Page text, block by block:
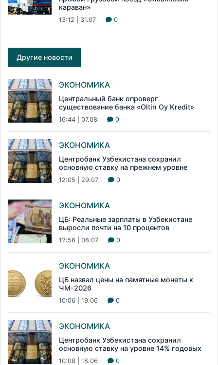
караван»
13:12 | 31.07 0
Другие новости
ЭКОНОМИКА
Центральный банк опроверг
существование банка «Oltin Oy Kredit»
16:44 | 07.08 0
ЭКОНОМИКА
Центробанк Узбекистана сохранил
основную ставку на прежнем уровне
12:05 | 29.07 0
ЭКОНОМИКА
ЦБ: Реальные зарплаты в Узбекистане
выросли почти на 10 процентов
12:56 | 08.07 0
ЭКОНОМИКА
ЦБ назвал цены на памятные монеты к
ЧМ-2026
10:06 | 19.06 0
ЭКОНОМИКА
Центробанк Узбекистана сохранил
основную ставку на уровне 14% годовых
10:08 | 18.06 0